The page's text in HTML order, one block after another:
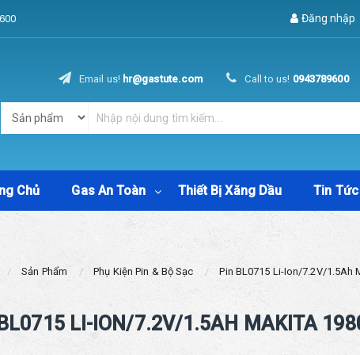
Đăng nhập
Email us! hr@gastute.com Call to us! 0943789600
Chủ Gas An Toàn Thiết Bị Xăng Dầu Tin Tức
Sản Phẩm Phụ Kiện Pin & Bộ Sạc Pin BL0715 Li-Ion/7.2V/1.5Ah
LI-ION/7.2V/1.5AH MAKITA